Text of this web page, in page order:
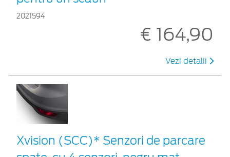
2021594
€ 164,90
Vezi detalii
Xvision (SCC)* Senzori de parcare